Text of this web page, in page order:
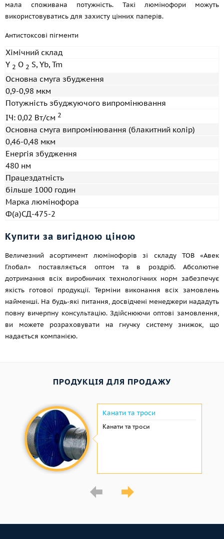
мала споживана потужність. Такі люмінофори можуть
використовуватись для захисту цінних паперів.
Антистоксові пігменти
Хімічний склад
Y 2 O 2 S, Yb, Tm
Основна смуга збудження
0,9-0,98 мкм
Потужність збуджуючого випромінювання
ІЧ: 0,02 Вт/см 2
Основна смуга випромінювання (блакитний колір)
0,46-0,48 мкм
Енергія збудження
480 нм
Працездатність
більше 1000 годин
Марка люмінофора
Ф(а)СД-475-2
Купити за вигідною ціною
Величезний асортимент люмінофорів зі складу ТОВ «Авек
Глобал» поставляється оптом та в роздріб. Абсолютне
дотримання всіх виробничих технологічних норм забезпечує
якість готової продукції. Терміни виконання всіх замовлень
найменші. На будь-які питання, досвідчені менеджери нададуть
повну вичерпну консультацію. Здійснюючи оптові замовлення,
ви можете розраховувати на гнучку систему знижок, що
надається компанією.
ПРОДУКЦІЯ ДЛЯ ПРОДАЖУ
Канати та троси
Канати та троси